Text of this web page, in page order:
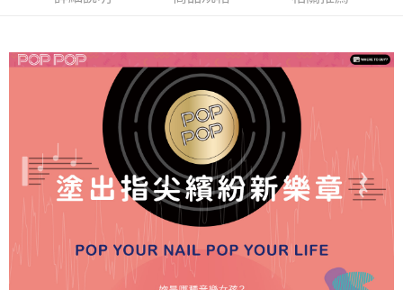
每筆NT$9,999
每筆NT$100，滿NT$699(含以上)免運費